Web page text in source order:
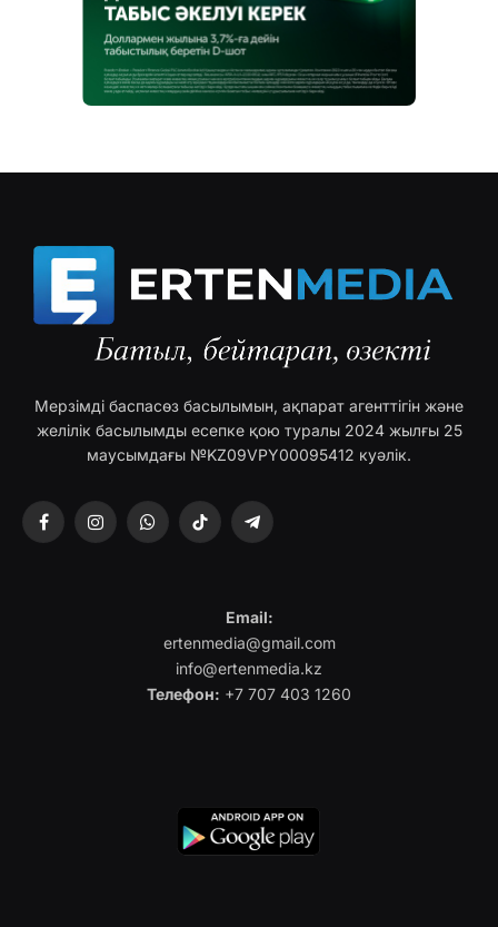
Мерзімді баспасөз басылымын, ақпарат агенттігін және
желілік басылымды есепке қою туралы 2024 жылғы 25
маусымдағы №KZ09VPY00095412 куәлік.
FacebookInstagramWhatsAppTikTok Telegram
Email:
ertenmedia@gmail.com
info@ertenmedia.kz
Телефон: +7 707 403 1260